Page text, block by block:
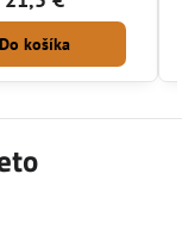
Do košíka